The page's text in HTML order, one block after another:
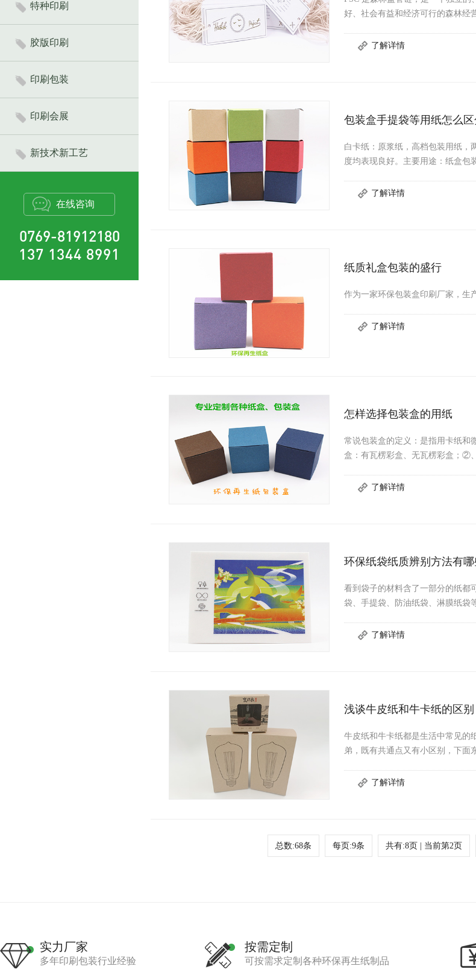
特种印刷
胶版印刷
印刷包装
印刷会展
新技术新工艺
在线咨询
0769-81912180
137 1344 8991
好、社会有益和经济可行的森林经
包装盒手提袋等用纸怎么区
白卡纸：原浆纸，高档包装用纸，
度均表现良好。主要用途：纸盒包
纸质礼盒包装的盛行
作为一家环保包装盒印刷厂家，生
怎样选择包装盒的用纸
常说包装盒的定义：是指用卡纸和
盒：有瓦楞彩盒、无瓦楞彩盒；②
环保纸袋纸质辨别方法有
看到袋子的材料含了一部分的纸都
袋、手提袋、防油纸袋、淋膜纸袋
浅谈牛皮纸和牛卡纸的区别
牛皮纸和牛卡纸都是生活中常见的
弟，既有共通点又有小区别，下面
总数:68条 每页:9条 共有:8页 | 当前第2页
实力厂家
多年印刷包装行业经验
按需定制
可按需求定制各种环保再生纸制品